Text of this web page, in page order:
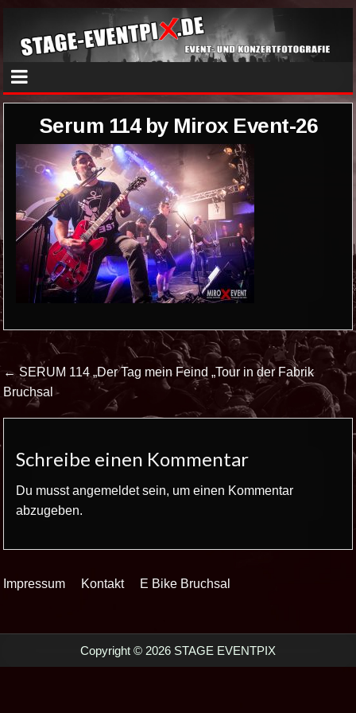
Serum 114 by Mirox Event-26
Beitrags-
Navigation
← SERUM 114 „Der Tag mein Feind „Tour in der Fabrik
Bruchsal
Schreibe einen Kommentar
Du musstangemeldetsein, um einen Kommentar
abzugeben.
Impressum Kontakt E Bike Bruchsal
Copyright © 2026 STAGE EVENTPIX